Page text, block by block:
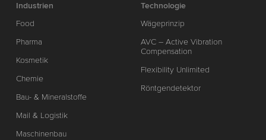
Industrien
Food
Pharma
Kosmetik
Chemie
Bau- & Mineralstoffe
Mail & Logistik
Maschinenbau
Technologie
Wägeprinzip
AVC – Active Vibration
Compensation
Flexibility Unlimited
Röntgendetektor